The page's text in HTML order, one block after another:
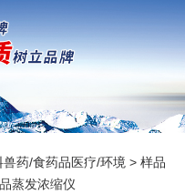
兽药/食药品医疗/环境 >样品
蒸发浓缩仪